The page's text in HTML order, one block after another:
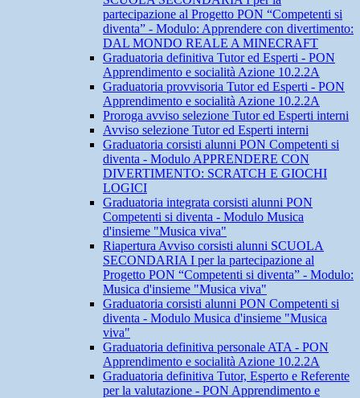
partecipazione al Progetto PON “Competenti si
diventa” - Modulo: Apprendere con divertimento:
DAL MONDO REALE A MINECRAFT
Graduatoria definitiva Tutor ed Esperti - PON
Apprendimento e socialità Azione 10.2.2A
Graduatoria provvisoria Tutor ed Esperti - PON
Apprendimento e socialità Azione 10.2.2A
Proroga avviso selezione Tutor ed Esperti interni
Avviso selezione Tutor ed Esperti interni
Graduatoria corsisti alunni PON Competenti si
diventa - Modulo APPRENDERE CON
DIVERTIMENTO: SCRATCH E GIOCHI
LOGICI
Graduatoria integrata corsisti alunni PON
Competenti si diventa - Modulo Musica
d'insieme "Musica viva"
Riapertura Avviso corsisti alunni SCUOLA
SECONDARIA I per la partecipazione al
Progetto PON “Competenti si diventa” - Modulo:
Musica d'insieme "Musica viva"
Graduatoria corsisti alunni PON Competenti si
diventa - Modulo Musica d'insieme "Musica
viva"
Graduatoria definitiva personale ATA - PON
Apprendimento e socialità Azione 10.2.2A
Graduatoria definitiva Tutor, Esperto e Referente
per la valutazione - PON Apprendimento e